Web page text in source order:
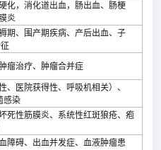
化，消化道出血，肠出血、肠梗
炎
期、围产期疾病、产后出血、子
瘤治疗、肿瘤合并症
、医院获得性、呼吸机相关）、
感染
死性筋膜炎、系统性红斑狼疮、疱
障碍、出血并发症、血液肿瘤患